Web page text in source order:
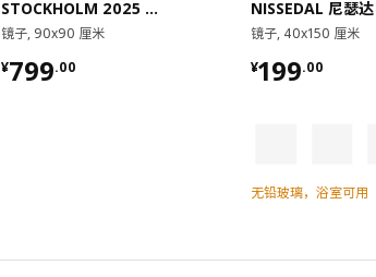
STOCKHOLM 2025 斯德哥尔摩 2025
镜子, 90x90 厘米
¥799.00
¥ 799.00
NISSEDAL 尼瑟达
镜子, 40x150 厘米
¥199.00
¥ 199.00
无铅玻璃，浴室可用